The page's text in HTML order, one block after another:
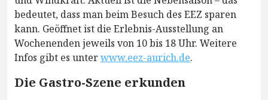
bedeutet, dass man beim Besuch des EEZ sparen
kann. Geöffnet ist die Erlebnis-Ausstellung an
Wochenenden jeweils von 10 bis 18 Uhr. Weitere
Infos gibt es unterwww.eez-aurich.de.
Die Gastro-Szene erkunden